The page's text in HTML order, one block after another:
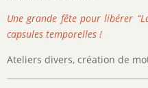
Une grande fête pour libérer
capsules temporelles !
Ateliers divers, création de